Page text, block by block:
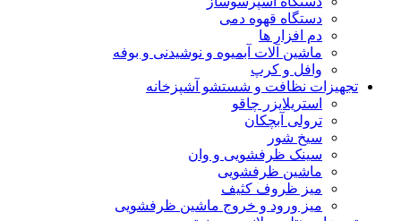
دستگاه قهوه دمی
دم افزار ها
ماشین آلات آبمیوه و نوشیدنی و بوفه
وافل و کرپ
تجهیزات نظافت و شستشو آشپزخانه
استریلایزر چاقو
ترولی آبچکان
سیخ شور
سینک ظرفشویی و وان
ماشین ظرفشویی
میز ظروف کثیف
میز ورود و خروج ماشین ظرفشویی